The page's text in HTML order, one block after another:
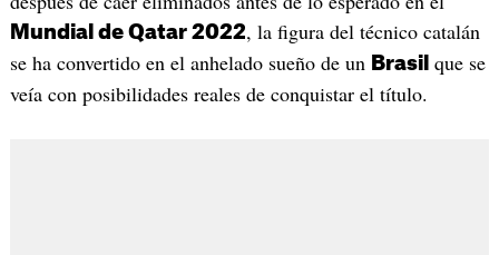
Mundial de Qatar 2022, la figura del técnico catalán
se ha convertido en el anhelado sueño de un Brasil que se
veía con posibilidades reales de conquistar el título.